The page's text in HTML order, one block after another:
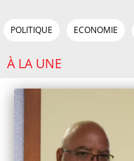
POLITIQUE ECONOMIE
À LA UNE